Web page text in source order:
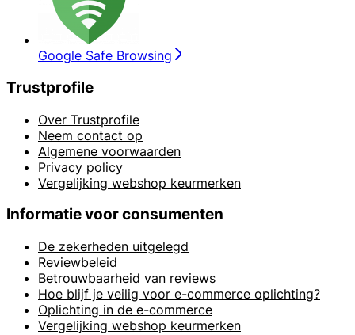
Google Safe Browsing
Trustprofile
Over Trustprofile
Neem contact op
Algemene voorwaarden
Privacy policy
Vergelijking webshop keurmerken
Informatie voor consumenten
De zekerheden uitgelegd
Reviewbeleid
Betrouwbaarheid van reviews
Hoe blijf je veilig voor e-commerce oplichting?
Oplichting in de e-commerce
Vergelijking webshop keurmerken